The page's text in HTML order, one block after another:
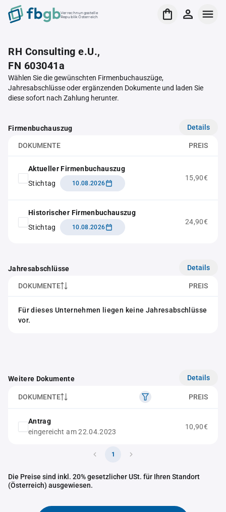
Verrechnungsstelle
Republik Österreich
RH Consulting e.U.,
FN 603041a
Wählen Sie die gewünschten Firmenbuchauszüge,
Jahresabschlüsse oder ergänzenden Dokumente und laden Sie
diese sofort nach Zahlung herunter.
Firmenbuchauszug Details
DOKUMENTE PREIS
Aktueller Firmenbuchauszug
Stichtag
10.08.2026
15,90€
Historischer Firmenbuchauszug
Stichtag
10.08.2026
24,90€
Jahresabschlüsse Details
DOKUMENTE PREIS
Für dieses Unternehmen liegen keine Jahresabschlüsse
vor.
Weitere Dokumente Details
DOKUMENTE PREIS
Antrag
eingereicht am 22.04.2023
10,90€
1
Die Preise sind inkl. 20% gesetzlicher USt. für Ihren Standort
(Österreich) ausgewiesen.